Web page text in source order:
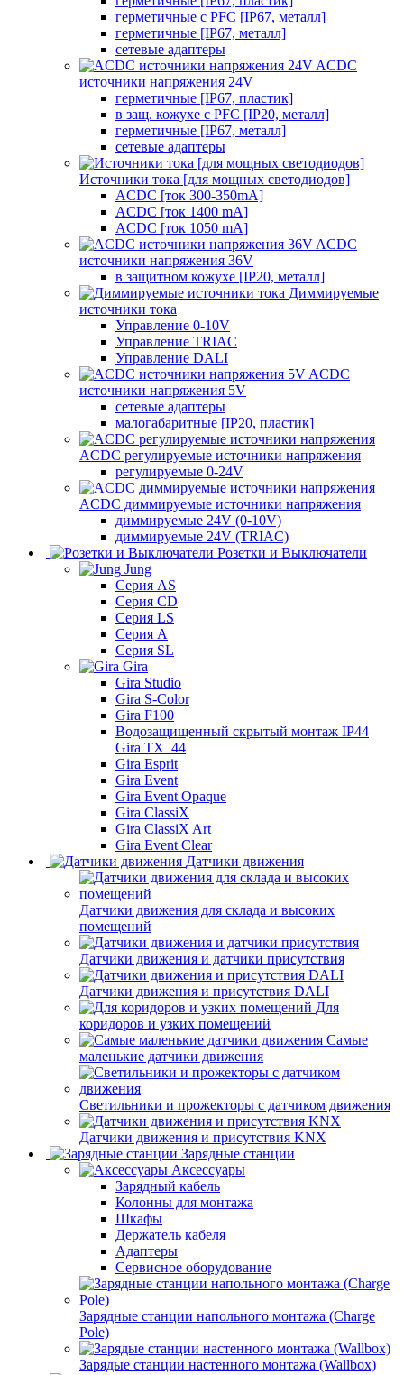
герметичные с PFC [IP67, металл]
герметичные [IP67, металл]
сетевые адаптеры
ACDC
источники напряжения 24V
герметичные [IP67, пластик]
в защ. кожухе с PFC [IP20, металл]
герметичные [IP67, металл]
сетевые адаптеры
Источники тока [для мощных светодиодов]
ACDC [ток 300-350mA]
ACDC [ток 1400 mA]
ACDC [ток 1050 mA]
ACDC
источники напряжения 36V
в защитном кожухе [IP20, металл]
Диммируемые
источники тока
Управление 0-10V
Управление TRIAC
Управление DALI
ACDC
источники напряжения 5V
сетевые адаптеры
малогабаритные [IP20, пластик]
ACDC регулируемые источники напряжения
регулируемые 0-24V
ACDC диммируемые источники напряжения
диммируемые 24V (0-10V)
диммируемые 24V (TRIAC)
Розетки и Выключатели
Jung
Серия AS
Серия CD
Серия LS
Серия A
Серия SL
Gira
Gira Studio
Gira S-Color
Gira F100
Водозащищенный скрытый монтаж IP44
Gira TX_44
Gira Esprit
Gira Event
Gira Event Opaque
Gira ClassiX
Gira ClassiX Art
Gira Event Clear
Датчики движения
Датчики движения для склада и высоких
помещений
Датчики движения и датчики присутствия
Датчики движения и присутствия DALI
Для
коридоров и узких помещений
Самые
маленькие датчики движения
Светильники и прожекторы с датчиком движения
Датчики движения и присутствия KNX
Зарядные станции
Аксессуары
Зарядный кабель
Колонны для монтажа
Шкафы
Держатель кабеля
Адаптеры
Сервисное оборудование
Зарядные станции напольного монтажа (Charge
Pole)
Зарядые станции настенного монтажа (Wallbox)